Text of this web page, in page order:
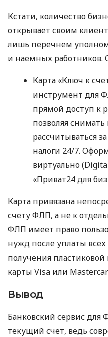
Кстати, количество
открывает своим
лишь перечнем
и наемных работников.
Карта «Ключ к
инструмент для
прямой доступ к
позволяя
рассчитываться
налоги 24/7.
виртуально
«Приват24 для
Карта привязана
счету ФЛП, а не к
ФЛП имеет право
нужд после уплаты всех
получения
карты Visa или
Вывод
Банковский сервис
текущий счет, ведь